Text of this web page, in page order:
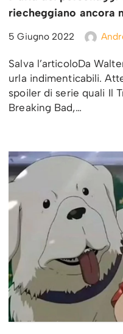
riecheggiano ancora
5 Giugno 2022
Salva l’articoloDa
urla indimenticabili.
spoiler di serie quali Il
Breaking Bad,…